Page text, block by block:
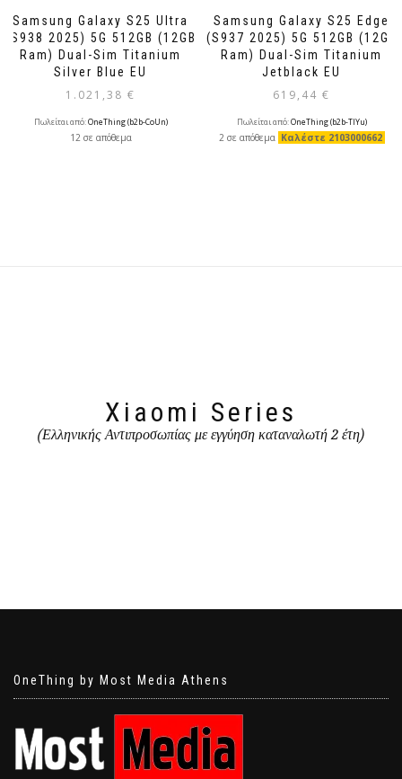
Samsung Galaxy S25 Ultra
(S938 2025) 5G 512GB (12GB
Ram) Dual-Sim Titanium
Silver Blue EU
1.021,38 €
Πωλείται από:OneThing (b2b-CoUn)
12 σε απόθεμα
Samsung Galaxy S25 Edge
(S937 2025) 5G 512GB (12GB
Ram) Dual-Sim Titanium
Jetblack EU
619,44 €
Πωλείται από:OneThing (b2b-TlYu)
2 σε απόθεμα Καλέστε 2103000662
Xiaomi Series
(Ελληνικής Αντιπροσωπίας με εγγύηση καταναλωτή 2 έτη)
OneThing by Most Media Athens